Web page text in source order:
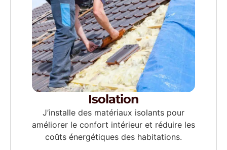
Isolation
J’installe des matériaux isolants pour
améliorer le confort intérieur et réduire les
coûts énergétiques des habitations.